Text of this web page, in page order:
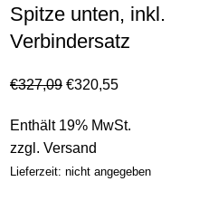
Spitze unten, inkl.
Verbindersatz
€327,09 €320,55
Enthält 19% MwSt.
zzgl. Versand
Lieferzeit: nicht angegeben